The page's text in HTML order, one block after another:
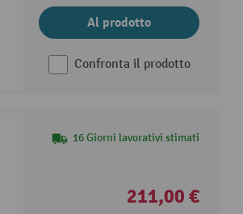
Al prodotto
Confronta il prodotto
16 Giorni lavorativi stimati
211,00 €